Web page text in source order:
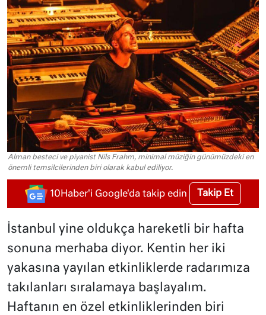
Alman besteci ve piyanist Nils Frahm, minimal müziğin günümüzdeki en
önemli temsilcilerinden biri olarak kabul ediliyor.
10Haber'i Google'da takip edin Takip Et
İstanbul yine oldukça hareketli bir hafta
sonuna merhaba diyor. Kentin her iki
yakasına yayılan etkinliklerde radarımıza
takılanları sıralamaya başlayalım.
Haftanın en özel etkinliklerinden biri